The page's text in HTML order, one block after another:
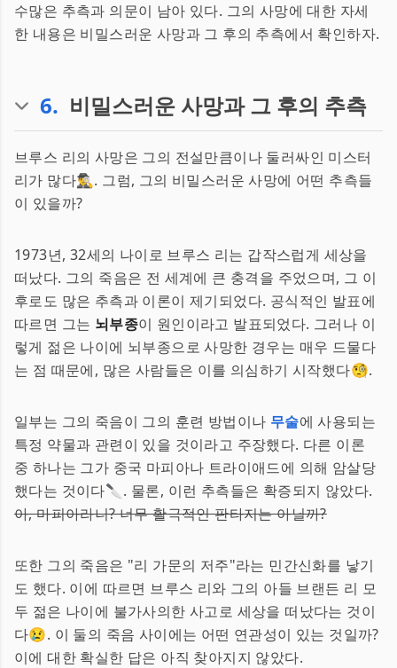
수많은 추측과 의문이 남아 있다. 그의 사망에 대한 자세
한 내용은 비밀스러운 사망과 그 후의 추측에서 확인하자.
6. 비밀스러운 사망과 그 후의 추측
브루스 리의 사망은 그의 전설만큼이나 둘러싸인 미스터
리가 많다🕵️‍♂️. 그럼, 그의 비밀스러운 사망에 어떤 추측들
이 있을까?
1973년, 32세의 나이로 브루스 리는 갑작스럽게 세상을
떠났다. 그의 죽음은 전 세계에 큰 충격을 주었으며, 그 이
후로도 많은 추측과 이론이 제기되었다. 공식적인 발표에
따르면 그는 뇌부종이 원인이라고 발표되었다. 그러나 이
렇게 젊은 나이에 뇌부종으로 사망한 경우는 매우 드물다
는 점 때문에, 많은 사람들은 이를 의심하기 시작했다🧐.
일부는 그의 죽음이 그의 훈련 방법이나 무술에 사용되는
특정 약물과 관련이 있을 것이라고 주장했다. 다른 이론
중 하나는 그가 중국 마피아나 트라이애드에 의해 암살당
했다는 것이다🔪. 물론, 이런 추측들은 확증되지 않았다.
아, 마피아라니? 너무 활극적인 판타지는 아닐까?
또한 그의 죽음은 "리 가문의 저주"라는 민간신화를 낳기
도 했다. 이에 따르면 브루스 리와 그의 아들 브랜든 리 모
두 젊은 나이에 불가사의한 사고로 세상을 떠났다는 것이
다😢. 이 둘의 죽음 사이에는 어떤 연관성이 있는 것일까?
이에 대한 확실한 답은 아직 찾아지지 않았다.